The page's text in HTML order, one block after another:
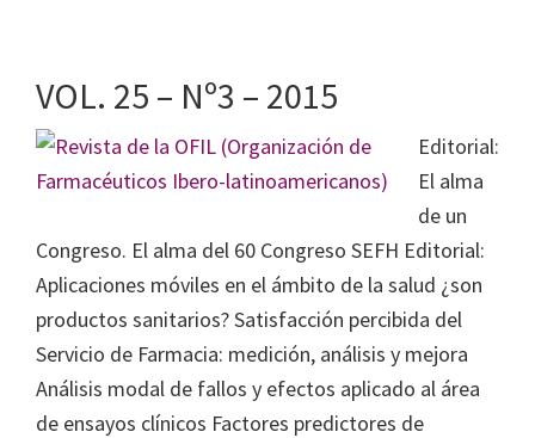
VOL. 25 – Nº3 – 2015
Editorial:
El alma
de un
Congreso. El alma del 60 Congreso SEFH Editorial:
Aplicaciones móviles en el ámbito de la salud ¿son
productos sanitarios? Satisfacción percibida del
Servicio de Farmacia: medición, análisis y mejora
Análisis modal de fallos y efectos aplicado al área
de ensayos clínicos Factores predictores de